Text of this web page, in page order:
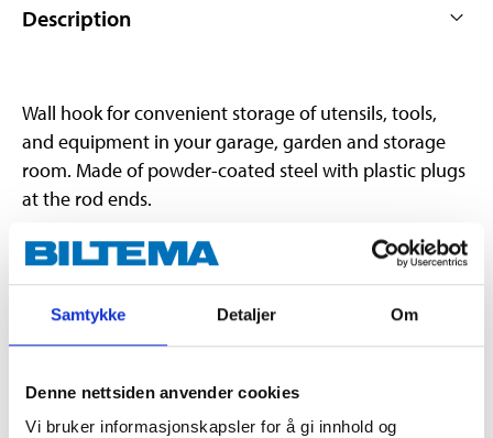
Samtykke Detaljer Om
Denne nettsiden anvender cookies
Vi bruker informasjonskapsler for å gi innhold og
Description
Wall hook for convenient storage of utensils, tools,
and equipment in your garage, garden and storage
room. Made of powder-coated steel with plastic plugs
at the rod ends.
Technical specifications
Maximum load
30 kg
Dimensions
Pipe dimensions
Ø 18 x 1 mm